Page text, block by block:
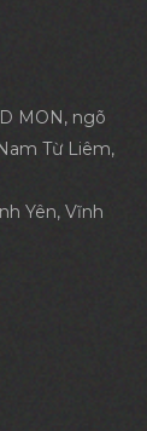
MON, ngõ
Từ Liêm,
Yên, Vĩnh